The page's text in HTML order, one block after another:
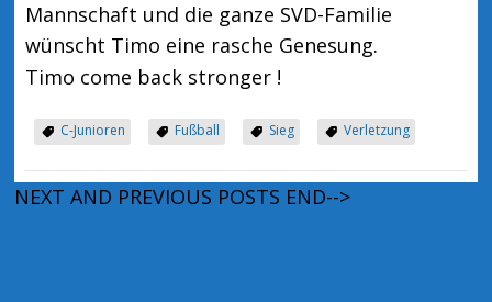
Mannschaft und die ganze SVD-Familie
wünscht Timo eine rasche Genesung.
Timo come back stronger !
C-Junioren Fußball Sieg Verletzung
NEXT AND PREVIOUS POSTS END-->